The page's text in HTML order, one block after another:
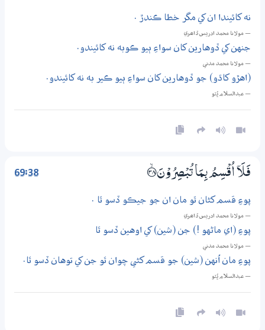
نه کائيندا ان کي مگر خطا ڪندڙ .
— مولانا محمد ادريس ڏاھري
جنهن کي ڏوهارين کان سواءِ ٻيو ڪوبه نه کائيندو.
— مولانا محمد مدني
(اهڙو کاڌو) جو ڏوهارين کان سواءِ ٻيو ڪير به نه کائيندو.
— عبدالسلام ڀُٽو
69:38 فَلَآ اُقْسِمُ بِـمَا تُبْصِرُوْنَ ؀ۙ38
پوءِ قسم کڻان ٿو مان ان جو جيڪو ڏسو ٿا .
— مولانا محمد ادريس ڏاھري
پوءِ (اي ماڻهو !) جن (شين) کي اوهين ڏسو ٿا
— مولانا محمد مدني
پوءِ مان اُنهن (شين) جو قسم کڻي چوان ٿو جن کي توهان ڏسو ٿا.
— عبدالسلام ڀُٽو